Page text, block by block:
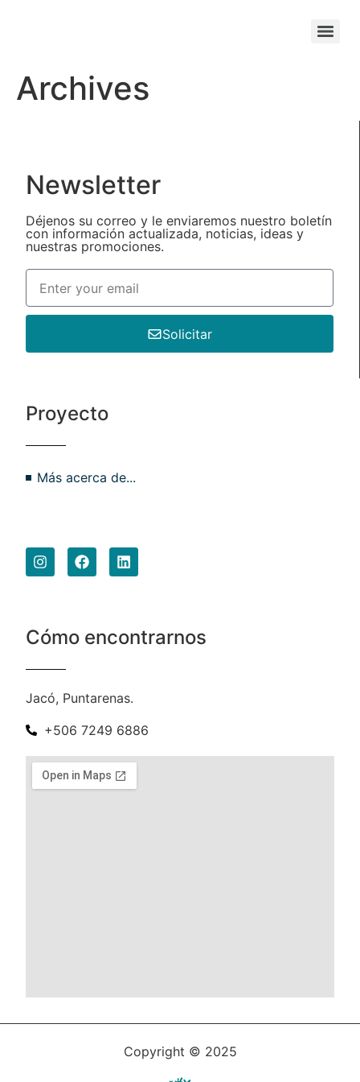
Archives
Newsletter
Déjenos su correo y le enviaremos nuestro boletín
con información actualizada, noticias, ideas y
nuestras promociones.
Solicitar
Proyecto
Más acerca de...
Cómo encontrarnos
Jacó, Puntarenas.
+506 7249 6886
Copyright © 2025